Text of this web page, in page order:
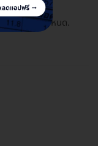
ายได้ตามที่กำหนด.